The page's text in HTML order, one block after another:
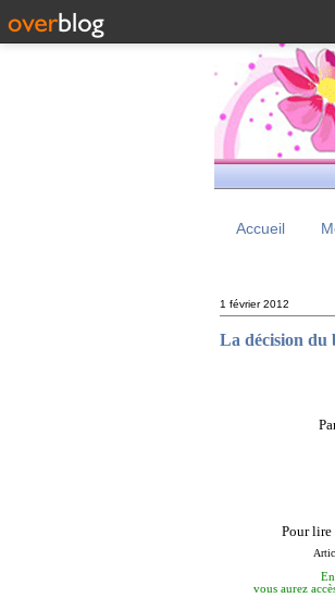
Accueil
1 février 2012
La décision du
Pour lire
vous aurez